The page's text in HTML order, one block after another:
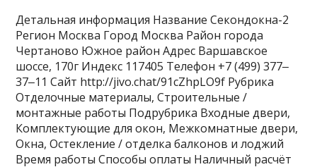
Детальная информация Название Секондокна-2
Регион Москва Город Москва Район города
Чертаново Южное район Адрес Варшавское
шоссе, 170г Индекс 117405 Телефон +7 (499) 377‒
37‒11 Сайт http://jivo.chat/91cZhpLO9f Рубрика
Отделочные материалы, Строительные /
монтажные работы Подрубрика Входные двери,
Комплектующие для окон, Межкомнатные двери,
Окна, Остекление / отделка балконов и лоджий
Время работы Способы оплаты Наличный расчёт